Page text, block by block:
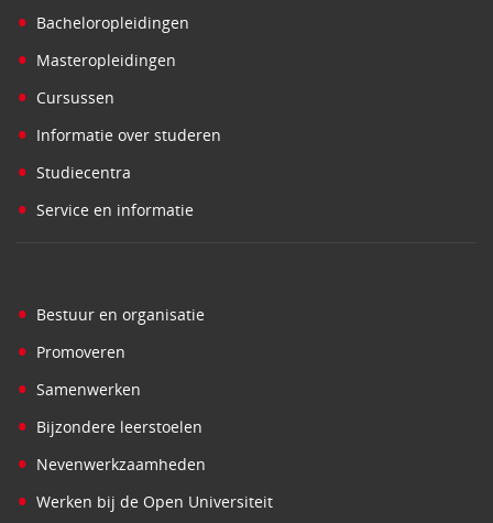
• Bacheloropleidingen
• Masteropleidingen
• Cursussen
• Informatie over studeren
• Studiecentra
• Service en informatie
• Bestuur en organisatie
• Promoveren
• Samenwerken
• Bijzondere leerstoelen
• Nevenwerkzaamheden
• Werken bij de Open Universiteit